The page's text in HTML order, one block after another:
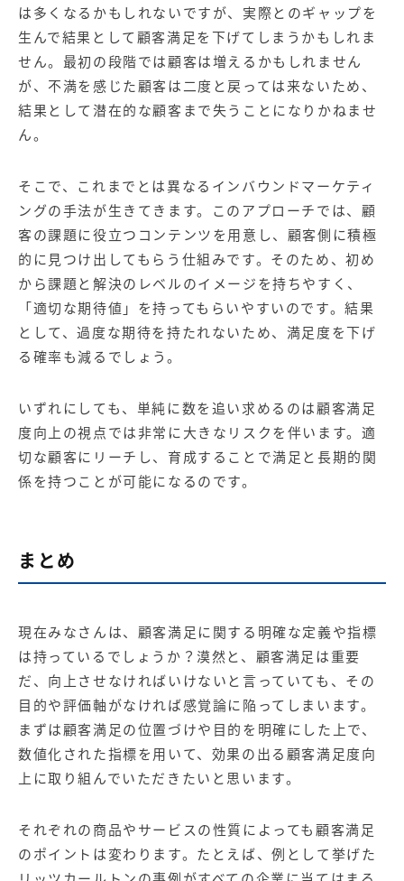
は多くなるかもしれないですが、実際とのギャップを
生んで結果として顧客満足を下げてしまうかもしれま
せん。最初の段階では顧客は増えるかもしれません
が、不満を感じた顧客は二度と戻っては来ないため、
結果として潜在的な顧客まで失うことになりかねませ
ん。
そこで、これまでとは異なる インバウンドマーケティ
ングの手法が生きてきます。このアプローチでは、顧
客の課題に役立つコンテンツを用意し、顧客側に積極
的に見つけ出してもらう仕組みです。そのため、初め
から課題と解決のレベルのイメージを持ちやすく、
「適切な期待値」を持ってもらいやすいのです。結果
として、過度な期待を持たれないため、満足度を下げ
る確率も減るでしょう。
いずれにしても、単純に数を追い求めるのは顧客満足
度向上の視点では非常に大きなリスクを伴います。適
切な顧客にリーチし、育成することで満足と長期的関
係を持つことが可能になるのです。
まとめ
現在みなさんは、顧客満足に関する明確な定義や指標
は持っているでしょうか？漠然と、顧客満足は重要
だ、向上させなければいけないと言っていても、その
目的や評価軸がなければ感覚論に陥ってしまいます。
まずは顧客満足の位置づけや目的を明確にした上で、
数値化された指標を用いて、効果の出る顧客満足度向
上に取り組んでいただきたいと思います。
それぞれの商品やサービスの性質によっても顧客満足
のポイントは変わります。たとえば、例として挙げた